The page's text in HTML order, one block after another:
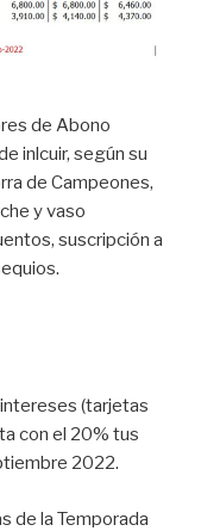
de Abono
inlcuir, según su
de Campeones,
y vaso
suscripción a
(tarjetas
con el 20% tus
2022.
la Temporada